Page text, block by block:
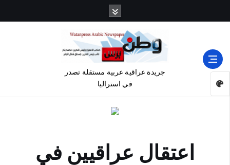
جريدة عراقية عربية مستقلة تصدر
في استراليا
اعتقال عراقيين في